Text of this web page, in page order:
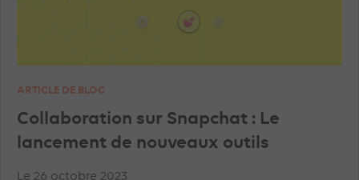
ARTICLE DE BLOG
Collaboration sur Snapchat : Le
lancement de nouveaux outils
Le 26 octobre 2023